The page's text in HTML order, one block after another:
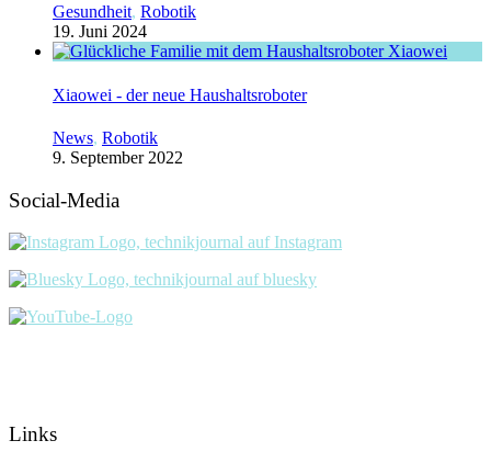
Gesundheit, Robotik
19. Juni 2024
Xiaowei - der neue Haushaltsroboter
News, Robotik
9. September 2022
Social-Media
Links